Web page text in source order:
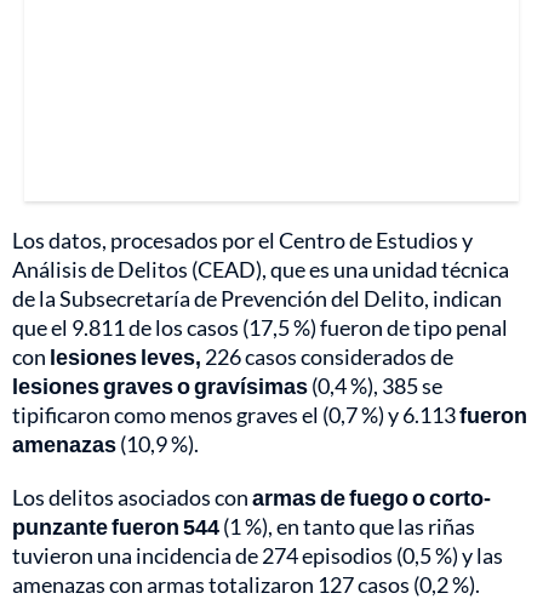
Los datos, procesados por el Centro de Estudios y
Análisis de Delitos (CEAD), que es una unidad técnica
de la Subsecretaría de Prevención del Delito, indican
que el 9.811 de los casos (17,5 %) fueron de tipo penal
con lesiones leves, 226 casos considerados de
lesiones graves o gravísimas(0,4 %), 385 se
tipificaron como menos graves el (0,7 %) y 6.113fueron
amenazas(10,9 %).
Los delitos asociados conarmas de fuego o corto-
punzante fueron 544(1 %), en tanto que las riñas
tuvieron una incidencia de 274 episodios (0,5 %) y las
amenazas con armas totalizaron 127 casos (0,2 %).